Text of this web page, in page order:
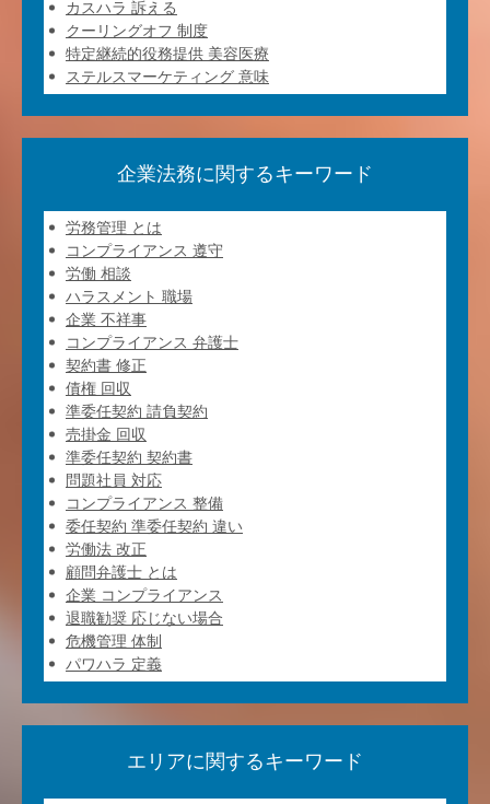
カスハラ 訴える
クーリングオフ 制度
特定継続的役務提供 美容医療
ステルスマーケティング 意味
企業法務に関するキーワード
労務管理 とは
コンプライアンス 遵守
労働 相談
ハラスメント 職場
企業 不祥事
コンプライアンス 弁護士
契約書 修正
債権 回収
準委任契約 請負契約
売掛金 回収
準委任契約 契約書
問題社員 対応
コンプライアンス 整備
委任契約 準委任契約 違い
労働法 改正
顧問弁護士 とは
企業 コンプライアンス
退職勧奨 応じない場合
危機管理 体制
パワハラ 定義
エリアに関するキーワード